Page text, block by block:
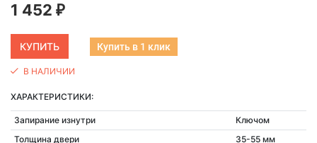
1 452 ₽
Купить в 1 клик
В НАЛИЧИИ
ХАРАКТЕРИСТИКИ:
Запирание изнутри
Ключом
Толщина двери
35-55 мм